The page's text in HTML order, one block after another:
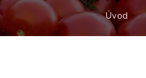
Úvod